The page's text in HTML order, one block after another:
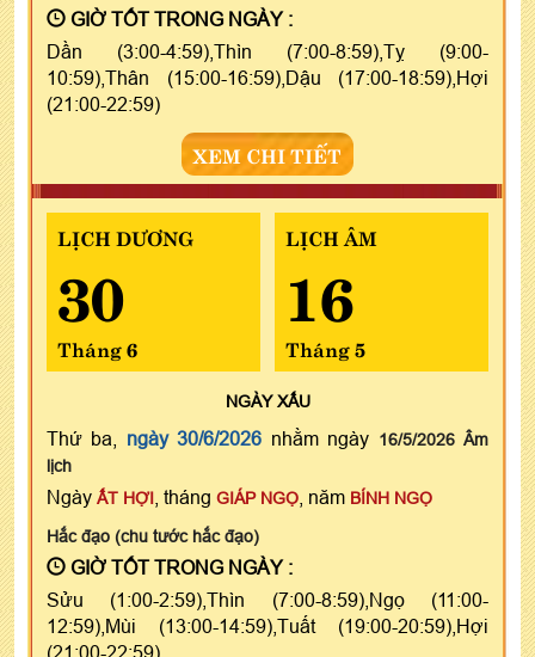
GIỜ TỐT TRONG NGÀY :
Dần (3:00-4:59),Thìn (7:00-8:59),Tỵ (9:00-
10:59),Thân (15:00-16:59),Dậu (17:00-18:59),Hợi
(21:00-22:59)
XEM CHI TIẾT
LỊCH DƯƠNG
30
Tháng 6
LỊCH ÂM
16
Tháng 5
NGÀYXẤU
Thứ ba, ngày 30/6/2026 nhằm ngày 16/5/2026 Âm
lịch
Ngày ẤT HỢI , tháng GIÁP NGỌ , năm BÍNH NGỌ
Hắc đạo (chu tước hắc đạo)
GIỜ TỐT TRONG NGÀY :
Sửu (1:00-2:59),Thìn (7:00-8:59),Ngọ (11:00-
12:59),Mùi (13:00-14:59),Tuất (19:00-20:59),Hợi
(21:00-22:59)